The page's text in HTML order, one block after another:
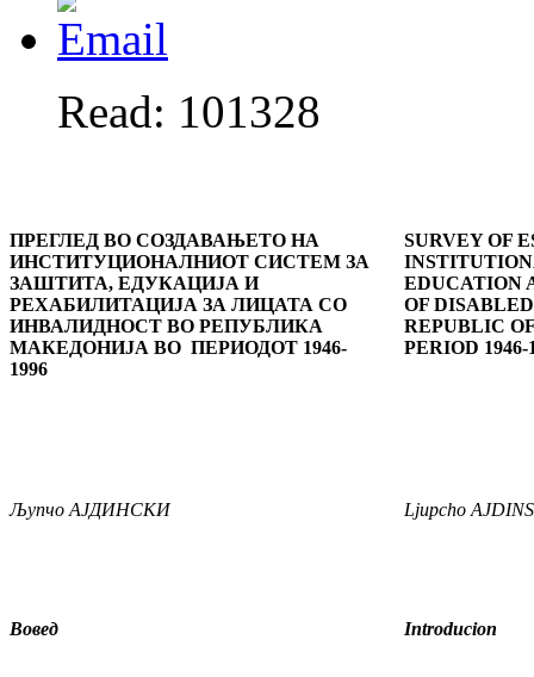
Read: 101328
ПРЕГЛЕД ВО СОЗДАВАЊЕТО НА
ИНСТИТУЦИОНАЛНИОТ СИСТЕМ ЗА
ЗАШТИТА, ЕДУКАЦИЈА И
РЕХАБИЛИТАЦИЈА ЗА ЛИЦАТА СО
ИНВАЛИДНОСТ ВО РЕПУБЛИКА
МАКЕДОНИЈА ВО ПЕРИОДОТ 1946-
1996
SURVEY OF
EDUCATION
OF
REPUBLIC
PERIOD 1946-
Љупчо АЈДИНСКИ Ljupcho
Вовед Introducion